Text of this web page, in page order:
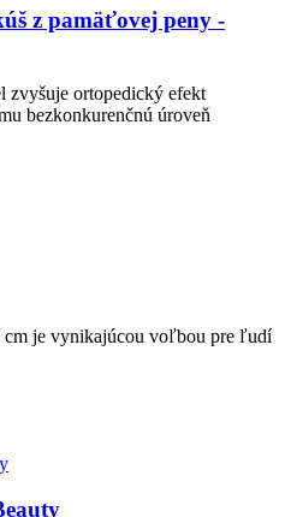
z pamäťovej peny -
zvyšuje ortopedický efekt
bezkonkurenčnú úroveň
cm je vynikajúcou voľbou pre ľudí